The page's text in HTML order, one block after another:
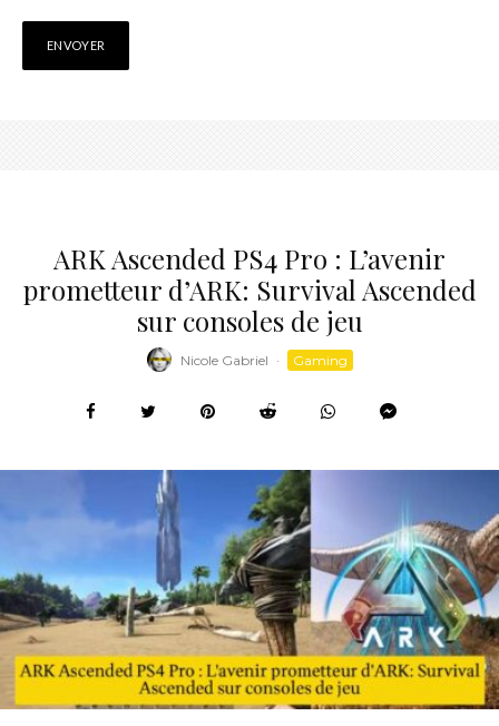
ARK Ascended PS4 Pro : L’avenir
prometteur d’ARK: Survival Ascended
sur consoles de jeu
Nicole Gabriel · Gaming